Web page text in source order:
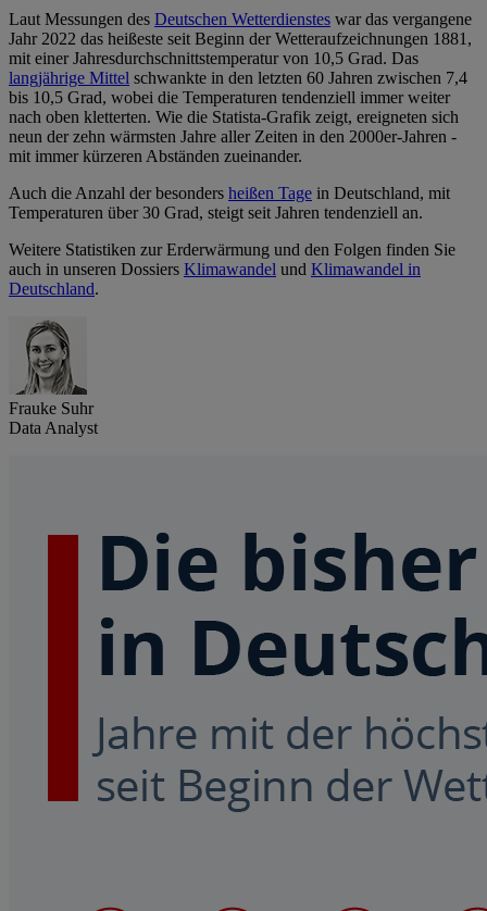
Laut Messungen des Deutschen Wetterdienstes war das vergangene
Jahr 2022 das heißeste seit Beginn der Wetteraufzeichnungen 1881,
mit einer Jahresdurchschnittstemperatur von 10,5 Grad. Das
langjährige Mittel schwankte in den letzten 60 Jahren zwischen 7,4
bis 10,5 Grad, wobei die Temperaturen tendenziell immer weiter
nach oben kletterten. Wie die Statista-Grafik zeigt, ereigneten sich
neun der zehn wärmsten Jahre aller Zeiten in den 2000er-Jahren -
mit immer kürzeren Abständen zueinander.
Auch die Anzahl der besonders heißen Tage in Deutschland, mit
Temperaturen über 30 Grad, steigt seit Jahren tendenziell an.
Weitere Statistiken zur Erderwärmung und den Folgen finden Sie
auch in unseren Dossiers Klimawandel und Klimawandel in
Deutschland.
Frauke Suhr
Data Analyst